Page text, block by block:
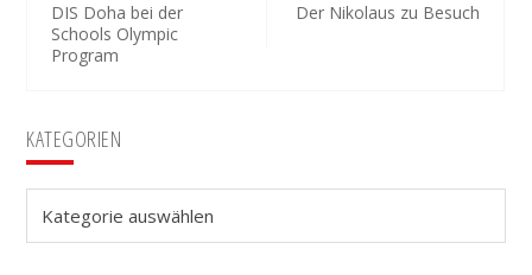
DIS Doha bei der
Schools Olympic
Program
Der Nikolaus zu Besuch
Seitenspalte
KATEGORIEN